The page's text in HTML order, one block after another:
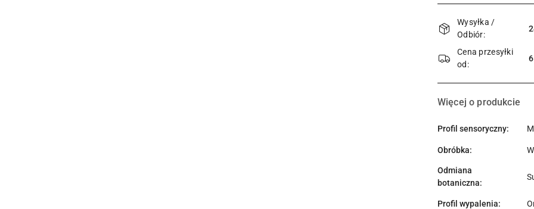
Dostępność
i
dostawa
Wysyłka /
Odbiór:
Cena przesyłki
od:
Więcej o produkcie
Profil sensoryczny:
Obróbka:
Odmiana
botaniczna:
Profil wypalenia: